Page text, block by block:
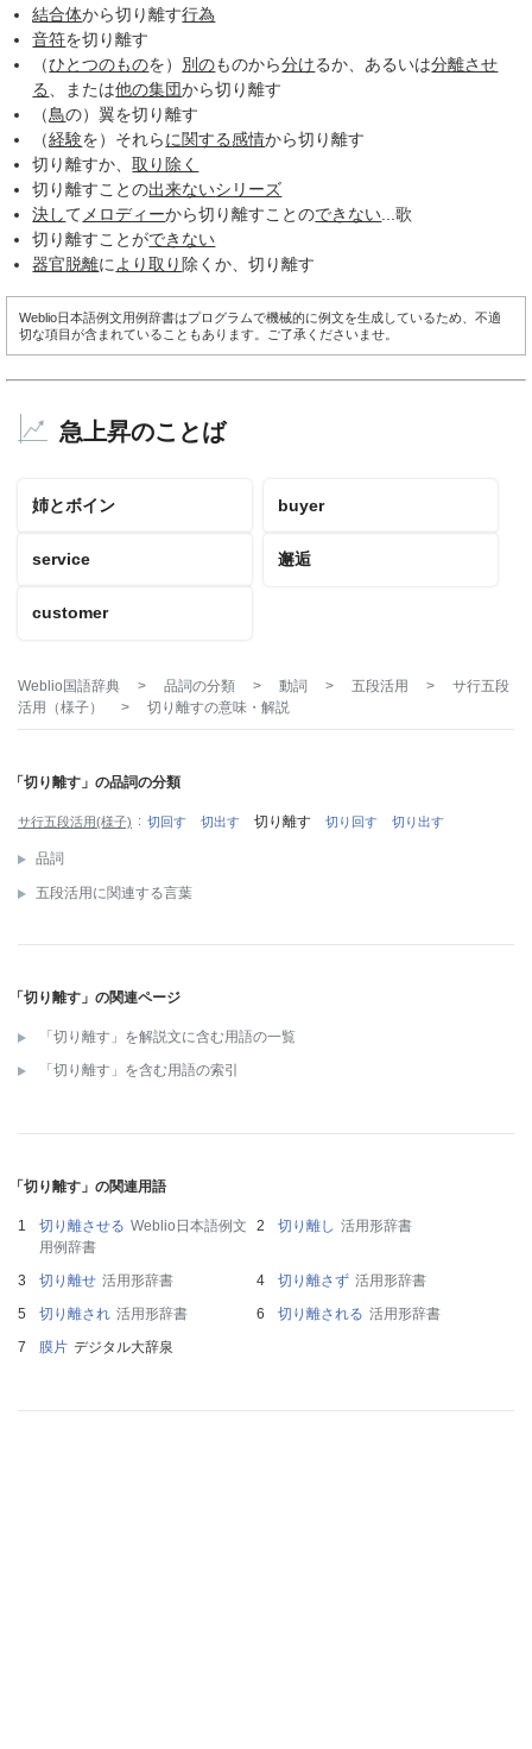
結合体から切り離す行為
音符を切り離す
（ひとつのものを） 別のものから分けるか、あるいは分離させ
る
、または他の集団から切り離す
（鳥の）翼を切り離す
（経験を）それらに関する感情から切り離す
切り離すか、取り除く
切り離すことの出来ないシリーズ
決して メロディーから切り離すことのできない ...歌
切り離すことができない
器官脱離に より取り 除くか、切り離す
Weblio日本語例文用例辞書はプログラムで機械的に例文を生成しているため、不適
切な項目が含まれていることもあります。ご了承くださいませ。
急上昇のことば
姉とボイン buyer
service 邂逅
customer
Weblio国語辞典 > 品詞の分類 > 動詞 > 五段活用 >
サ行五段
活用（様子）
> 切り離すの意味・解説
「切り離す」の品詞の分類
サ行五段活用(様子) 切回す 切出す 切り離す 切り回す 切り出す
品詞
五段活用に関連する言葉
「切り離す」の関連ページ
「切り離す」を解説文に含む用語の一覧
「切り離す」を含む用語の索引
「切り離す」の関連用語
切り離させる Weblio日本語例文
用例辞書
切り離し 活用形辞書
切り離せ 活用形辞書 切り離さず 活用形辞書
切り離され 活用形辞書 切り離される 活用形辞書
膜片 デジタル大辞泉